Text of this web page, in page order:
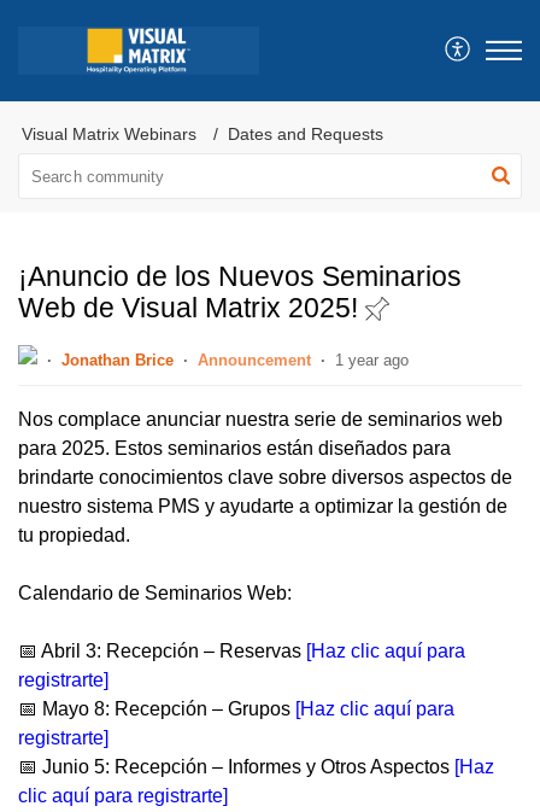
Visual Matrix Webinars Dates and Requests
¡Anuncio de los Nuevos Seminarios
Web de Visual Matrix 2025!
Jonathan Brice Announcement 1 year ago
Nos complace anunciar nuestra serie de seminarios web
para 2025. Estos seminarios están diseñados para
brindarte conocimientos clave sobre diversos aspectos de
nuestro sistema PMS y ayudarte a optimizar la gestión de
tu propiedad.
Calendario de Seminarios Web:
📅 Abril 3: Recepción – Reservas [Haz clic aquí para
registrarte]
📅 Mayo 8: Recepción – Grupos [Haz clic aquí para
registrarte]
📅 Junio 5: Recepción – Informes y Otros Aspectos [Haz
clic aquí para registrarte]